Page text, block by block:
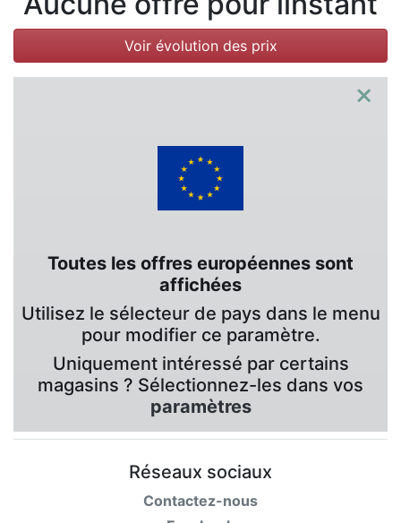
Voir évolution des prix
×
Toutes les offres européennes sont
affichées
Utilisez le sélecteur de pays dans le menu
pour modifier ce paramètre.
Uniquement intéressé par certains
magasins ? Sélectionnez-les dans vos
paramètres
Réseaux sociaux
Contactez-nous